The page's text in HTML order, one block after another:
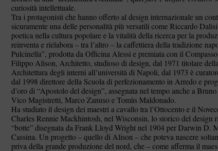
curiosità intellettuale.
Tra i protagonisti che hanno offerto al design internazionale un
sicuramente una delle personalità più versatili come Riccardo
poetica nella cultura popolare e la vitalità della ricerca per la
reinventa e rielabora – tra l’altro – la caffettiera della tradizione
Pulcinella”, prodotta da Officina Alessi e premiata con il
Filippo Alison, Architetto, studioso di design, dal 1971 titolare
Architettura degli interni all’università di Napoli, dal 1973 è
dal 1998 direttore della Scuola di perfezionamento in Arredo e
d’oro di “Apostolo del design”, assegnata nel tempo anche a
Vico Magistretti, Marco Zanuso e Tomàs Maldonado.
Ha studiato il design dei maestri a cavallo tra l’Ottocento e il
Charles Rennie Mackhintosh, nel Wisconsin, lo storico del design
“botte” disegnata da Frank Lloyd Wright nel 1904 per Darwin D.
Cassina. Un progetto – quello di Alison – che poteva nascere
priva della grande produzione del nord, che – come afferma il